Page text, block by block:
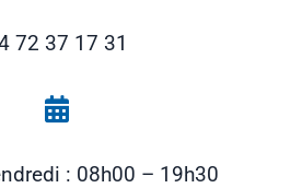
72 37 17 31
: 08h00 – 19h30